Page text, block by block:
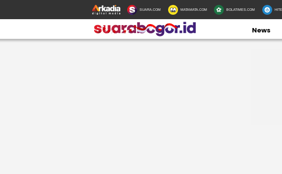
SUARA.COM MATAMATA.COM BOLATIMES.COM
News